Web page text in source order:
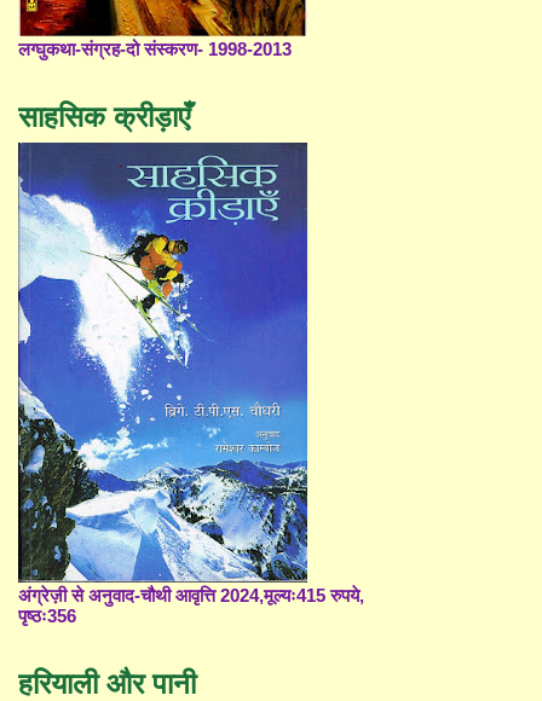
लग्घुकथा-संग्रह-दो संस्करण- 1998-2013
साहसिक क्रीड़ाएँ
अंग्रेज़ी से अनुवाद-चौथी आवृत्ति 2024,मूल्यः415 रुपये,
पृष्ठः356
हरियाली और पानी